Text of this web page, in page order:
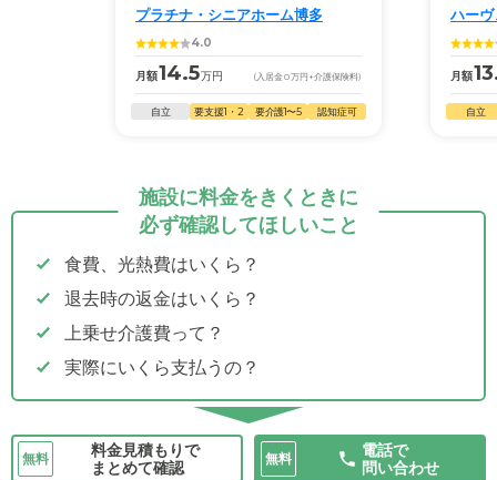
プラチナ・シニアホーム博多
4.0
月額14.5万円 (入居金0万円 +介護保険料)
自立 要支援1・2 要介護1〜5 認知症可
ハー
月額
自立
施設に料金をきくときに
必ず確認してほしいこと
食費、光熱費はいくら？
退去時の返金はいくら？
上乗せ介護費って？
実際にいくら支払うの？
無料
料金見積もりで
まとめて確認
無料
電話で
問い合わせ